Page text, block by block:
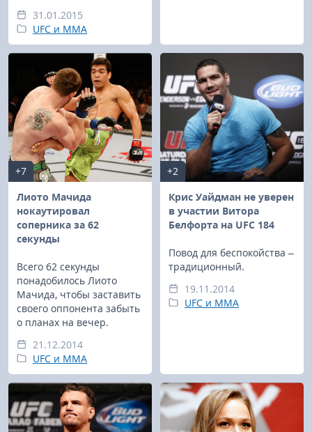
31.01.2015
UFC и MMA
+7
Лиото Мачида
нокаутировал
соперника за 62
секунды
Всего 62 секунды
понадобилось Лиото
Мачида, чтобы заставить
своего оппонента забыть
о планах на вечер.
21.12.2014
UFC и MMA
+2
Крис Уайдман не уверен
в участии Витора
Белфорта на UFC 184
Повод для беспокойства –
традиционный.
19.11.2014
UFC и MMA